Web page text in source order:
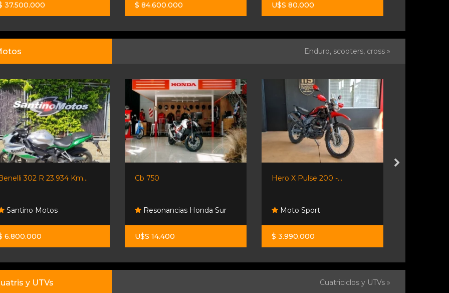
37.500.000 $ 84.600.000 U$S 80.000
Enduro, scooters, cross »
302 R 23.934 Km...
Santino Motos
6.800.000
Cb 750
Resonancias Honda Sur
U$S 14.400
Hero X Pulse 200 -...
Moto Sport
$ 3.990.000
y UTVs Cuatriciclos y UTVs »